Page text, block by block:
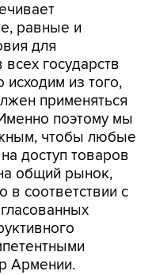
равные и
для
государств
из того,
применяться
поэтому мы
чтобы любые
доступ товаров
общий рынок,
в соответствии с
Армении.